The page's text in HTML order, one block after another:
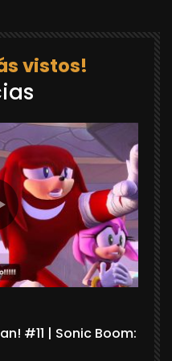
vistos!
#11 | Sonic Boom: